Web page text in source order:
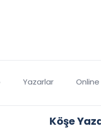
Yazarlar
Köşe